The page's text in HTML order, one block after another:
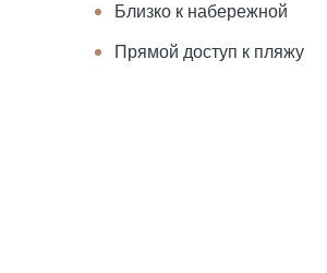
Близко к набережной
Прямой доступ к пляжу